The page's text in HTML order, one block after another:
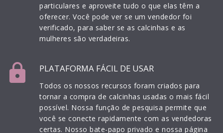
particulares e aproveite tudo o que elas têm a
oferecer. Você pode ver se um vendedor foi
verificado, para saber se as calcinhas e as
mulheres são verdadeiras.
lock PLATAFORMA FÁCIL DE USAR
Todos os nossos recursos foram criados para
tornar a compra de calcinhas usadas o mais fácil
possível. Nossa função de pesquisa permite que
você se conecte rapidamente com as vendedoras
certas. Nosso bate-papo privado e nossa página